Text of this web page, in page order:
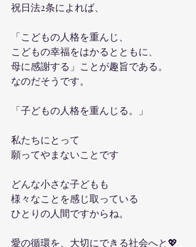
祝日法2条によれば、
「こどもの人格を重んじ、
こどもの幸福をはかるとともに、
母に感謝する」ことが趣旨である。
なのだそうです。
「子どもの人格を重んじる。」
私たちにとって
願ってやまないことです
どんな小さな子どもも
様々なことを感じ取っている
ひとりの人間ですからね。
愛の循環を、大切にできる社会へと💖